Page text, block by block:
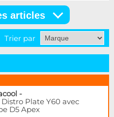
28
29
articles
Trier par
-
Plate Y60 avec
D5 Apex